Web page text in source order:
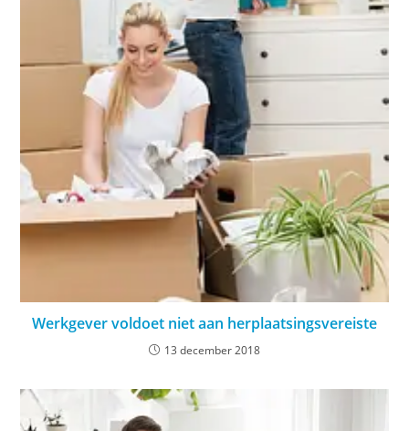
Werkgever voldoet niet aan herplaatsingsvereiste
13 december 2018